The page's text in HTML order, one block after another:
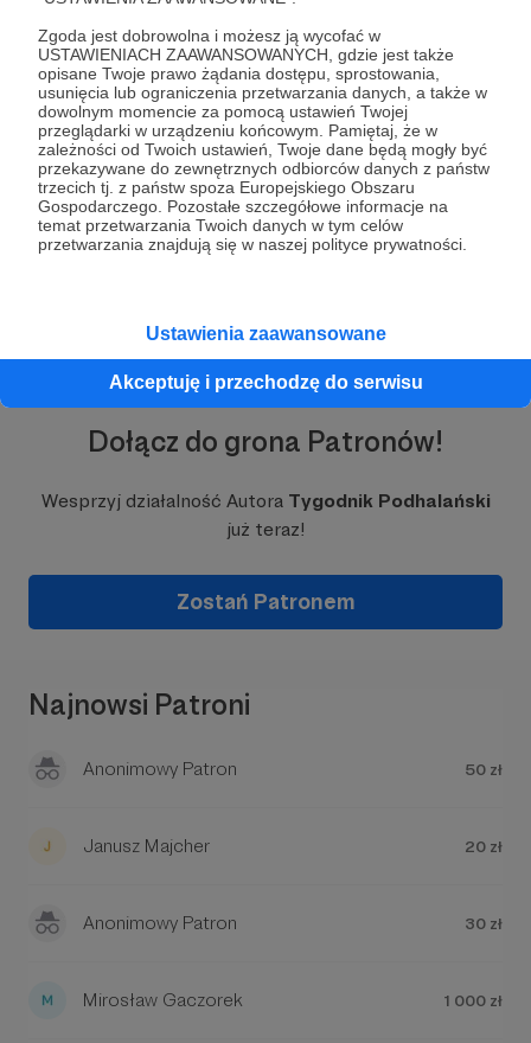
Zgoda jest dobrowolna i możesz ją wycofać w
USTAWIENIACH ZAAWANSOWANYCH, gdzie jest także
opisane Twoje prawo żądania dostępu, sprostowania,
usunięcia lub ograniczenia przetwarzania danych, a także w
dowolnym momencie za pomocą ustawień Twojej
przeglądarki w urządzeniu końcowym. Pamiętaj, że w
zależności od Twoich ustawień, Twoje dane będą mogły być
przekazywane do zewnętrznych odbiorców danych z państw
trzecich tj. z państw spoza Europejskiego Obszaru
Gospodarczego. Pozostałe szczegółowe informacje na
temat przetwarzania Twoich danych w tym celów
przetwarzania znajdują się w naszej polityce prywatności.
Ustawienia zaawansowane
Akceptuję i przechodzę do serwisu
Jako jedyni w regionie nie boimy się pisać o
trudnych, niewygodnych sprawach.
Relacjonujemy każde ważne wydarzenie,
docieramy tam, gdzie inni nie chcą lub nie
mogą dotrzeć.
Od lat działamy w imieniu naszych mieszkańców
- nagłaśniamy problemy, które dotykają nas
wszystkich:korupcję, patodeweloperkę, afery
finansowe i nadużycia władzy.
Dzięki naszej
Nie piszemy tylko o problemach.Pokazujemy też
to, co piękne, nasze góry, dziką przyrodę i
ludzi z pasją, dzięki którym nasz region jest
wyjątkowy.
To właśnie ten kontrast sprawia, że
nasza praca ma sens.
Wspierając nas na Patronite, wspierasz siebie
i swoją społeczność.Mówimy głośno i wyraźnie
w Twoim imieniu, by władza wiedziała, że ktoś
patrzy jej na ręce.
Każda złotówka to inwestycja w niezależne
Naszym celem jest rozwój i utrzymanie pełnej
niezależności - bo tylko wtedy możemy być
Zebrane środki przeznaczymy na:
🎥 nowe formaty online - podcasty, relacje,
rozmowy,
z regionu,
Jesteśmy dziennikarską rodziną z głowami
Rozwiń opis
Dołącz do grona Patronów!
Wesprzyj działalność Autora Tygodnik Podhalański
już teraz!
Zostań Patronem
Najnowsi Patroni
Anonimowy Patron 50 zł
Janusz Majcher 20 zł
Anonimowy Patron 30 zł
Mirosław Gaczorek 1 000 zł